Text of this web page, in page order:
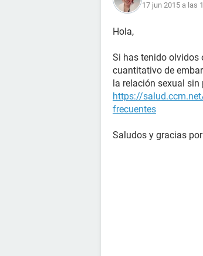
17 jun 2015 a las
Hola,
Si has tenido olvidos
cuantitativo de
la relación sexual sin
https://
frecuentes
Saludos y gracias